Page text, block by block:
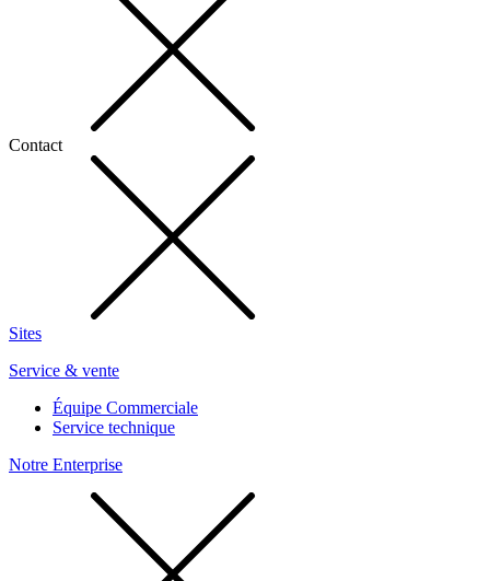
Contact
Sites
Service & vente
Équipe Commerciale
Service technique
Notre Enterprise